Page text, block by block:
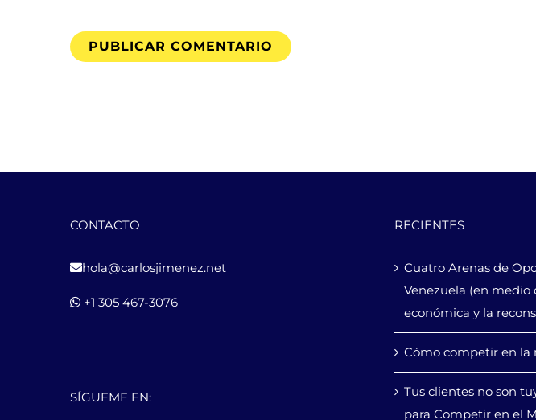
CONTACTO
hola@carlosjimenez.net
+1 305 467-3076
SÍGUEME EN:
RECIENTES
Cuatro Arenas de
Venezuela (en medio
económica y la
Cómo competir en la
Tus clientes no son
para Competir en el